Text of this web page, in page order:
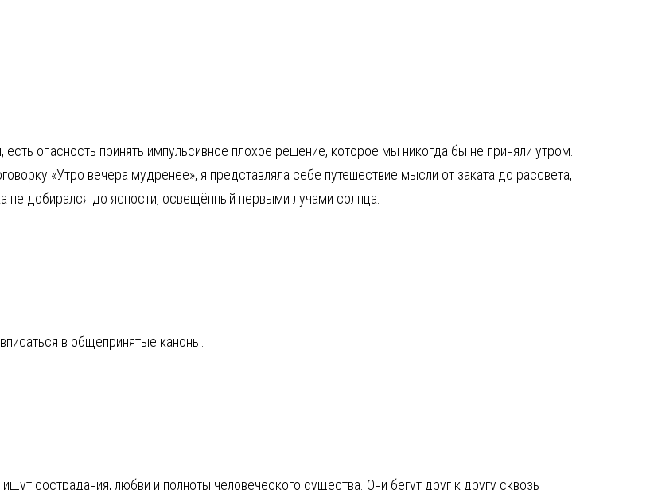
опасность принять импульсивное плохое решение, которое мы никогда бы не приняли утром.
«Утро вечера мудренее», я представляла себе путешествие мысли от заката до рассвета,
добирался до ясности, освещённый первыми лучами солнца.
в общепринятые каноны.
сострадания, любви и полноты человеческого существа. Они бегут друг к другу сквозь